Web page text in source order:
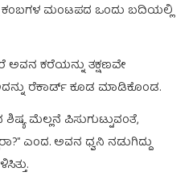
ಕಂಬಗಳ ಮಂಟಪದ ಒಂದು ಬದಿಯಲ್ಲಿ
ಕರೆಯನ್ನು ತಕ್ಷಣವೇ
ಅದನ್ನು ರೆಕಾರ್ಡ್‌ ಕೂಡ ಮಾಡಿಕೊಂಡ.
ಮೆಲ್ಲನೆ ಪಿಸುಗುಟ್ಟುವಂತೆ,
ಎಂದ. ಅವನ ಧ್ವನಿ ನಡುಗಿದ್ದು